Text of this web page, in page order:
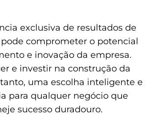
exclusiva de resultados de
comprometer o potencial
e inovação da empresa.
e investir na construção da
uma escolha inteligente e
para qualquer negócio que
sucesso duradouro.